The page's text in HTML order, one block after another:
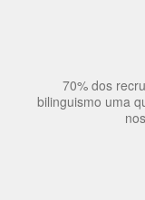
70% dos
bilinguismo uma